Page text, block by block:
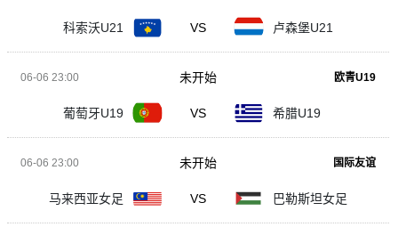
科索沃U21 VS 卢森堡U21
06-06 23:00 欧青U19
葡萄牙U19 VS 希腊U19
未开始
06-06 23:00 国际友谊
马来西亚女足 VS 巴勒斯坦女足
未开始